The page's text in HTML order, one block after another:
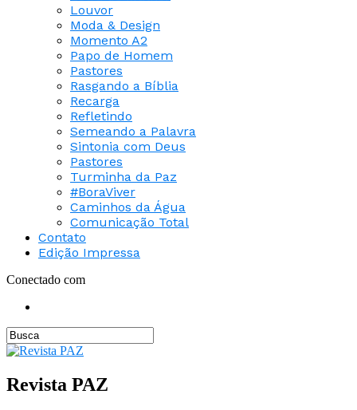
Louvor
Moda & Design
Momento A2
Papo de Homem
Pastores
Rasgando a Bíblia
Recarga
Refletindo
Semeando a Palavra
Sintonia com Deus
Pastores
Turminha da Paz
#BoraViver
Caminhos da Água
Comunicação Total
Contato
Edição Impressa
Conectado com
Revista PAZ